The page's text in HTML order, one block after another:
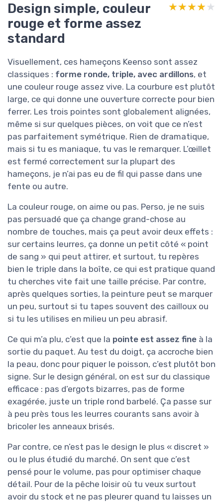
Design simple, couleur
rouge et forme assez
standard
★★★★★
★★★★★
Visuellement, ces hameçons Keenso sont assez
classiques : forme ronde, triple, avec ardillons, et
une couleur rouge assez vive. La courbure est plutôt
large, ce qui donne une ouverture correcte pour bien
ferrer. Les trois pointes sont globalement alignées,
même si sur quelques pièces, on voit que ce n’est
pas parfaitement symétrique. Rien de dramatique,
mais si tu es maniaque, tu vas le remarquer. L’œillet
est fermé correctement sur la plupart des
hameçons, je n’ai pas eu de fil qui passe dans une
fente ou autre.
La couleur rouge, on aime ou pas. Perso, je ne suis
pas persuadé que ça change grand-chose au
nombre de touches, mais ça peut avoir deux effets :
sur certains leurres, ça donne un petit côté « point
de sang » qui peut attirer, et surtout, tu repères
bien le triple dans la boîte, ce qui est pratique quand
tu cherches vite fait une taille précise. Par contre,
après quelques sorties, la peinture peut se marquer
un peu, surtout si tu tapes souvent des cailloux ou
si tu les utilises en milieu un peu abrasif.
Ce qui m’a plu, c’est que la pointe est assez fine à la
sortie du paquet. Au test du doigt, ça accroche bien
la peau, donc pour piquer le poisson, c’est plutôt bon
signe. Sur le design général, on est sur du classique
efficace : pas d’ergots bizarres, pas de forme
exagérée, juste un triple rond barbelé. Ça passe sur
à peu près tous les leurres courants sans avoir à
bricoler les anneaux brisés.
Par contre, ce n’est pas le design le plus « discret »
ou le plus étudié du marché. On sent que c’est
pensé pour le volume, pas pour optimiser chaque
détail. Pour de la pêche loisir où tu veux surtout
avoir du stock et ne pas pleurer quand tu laisses un